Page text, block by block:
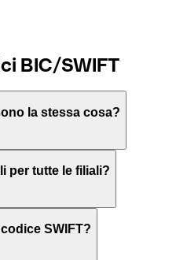
BIC/SWIFT
la stessa cosa?
for Worldwide
tra diversi Paesi.
Identifier Code” ed è una
per tutte le filiali?
casi le banche utilizzano
SWIFT?